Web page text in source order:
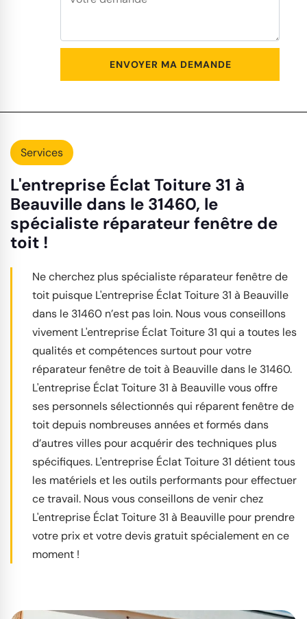
Services
L'entreprise Éclat Toiture 31 à
Beauville dans le 31460, le
spécialiste réparateur fenêtre de
toit !
Ne cherchez plus spécialiste réparateur fenêtre de
toit puisque L'entreprise Éclat Toiture 31 à Beauville
dans le 31460 n’est pas loin. Nous vous conseillons
vivement L'entreprise Éclat Toiture 31 qui a toutes les
qualités et compétences surtout pour votre
réparateur fenêtre de toit à Beauville dans le 31460.
L'entreprise Éclat Toiture 31 à Beauville vous offre
ses personnels sélectionnés qui réparent fenêtre de
toit depuis nombreuses années et formés dans
d’autres villes pour acquérir des techniques plus
spécifiques. L'entreprise Éclat Toiture 31 détient tous
les matériels et les outils performants pour effectuer
ce travail. Nous vous conseillons de venir chez
L'entreprise Éclat Toiture 31 à Beauville pour prendre
votre prix et votre devis gratuit spécialement en ce
moment !